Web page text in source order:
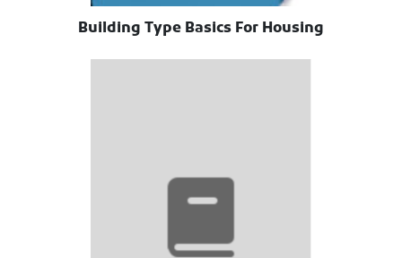
Building Type Basics For Housing